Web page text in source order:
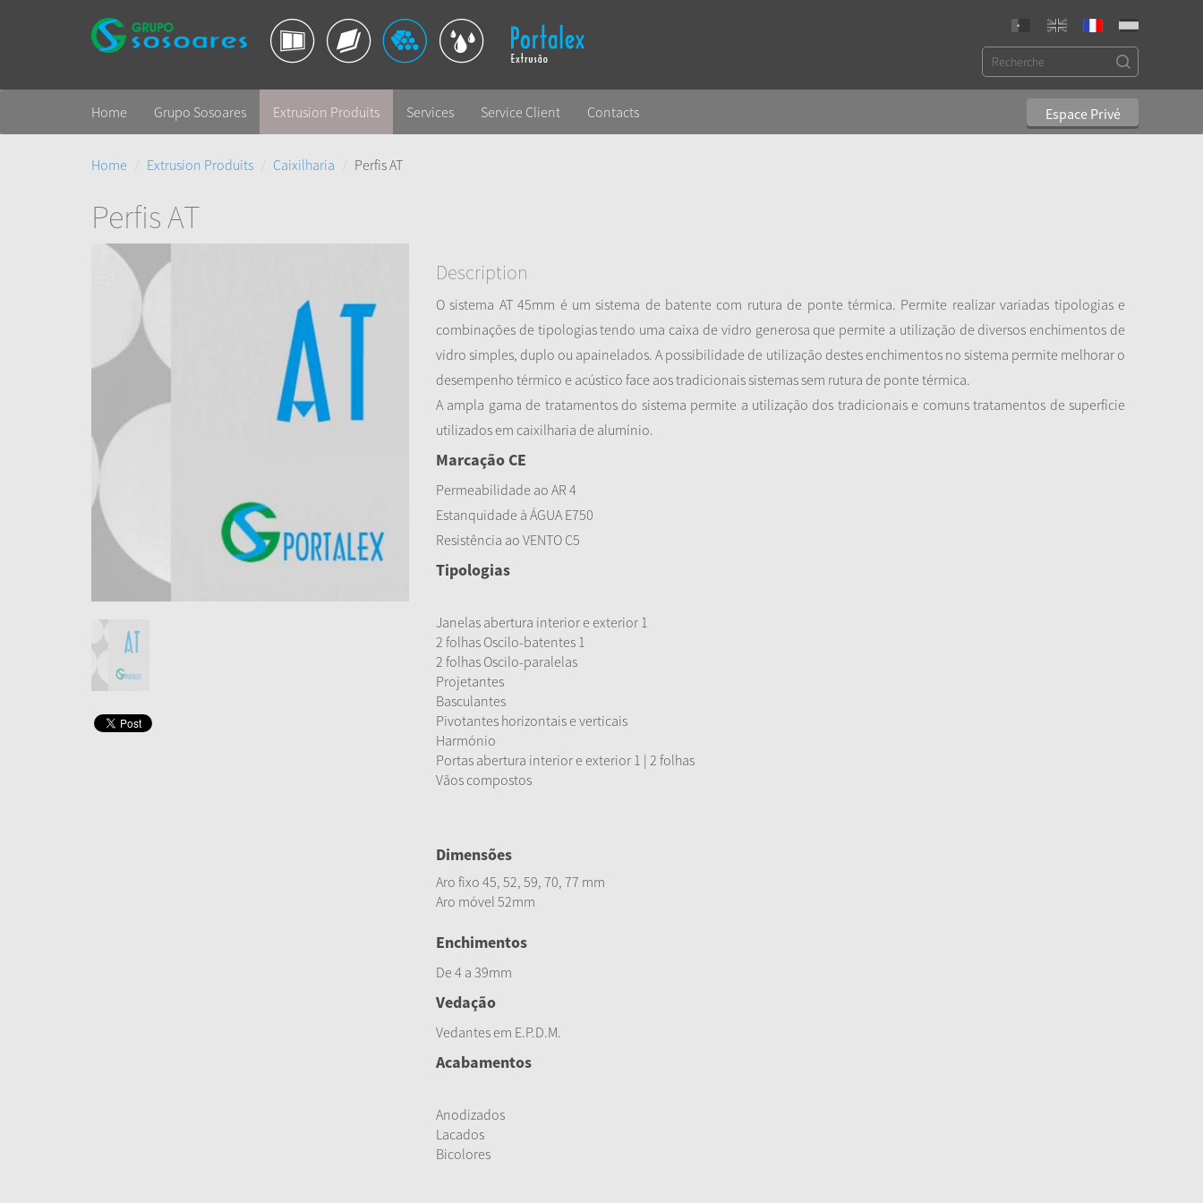
Espace Privé
Home Grupo Sosoares Extrusion Produits Services Service Client Contacts
Home Extrusion Produits Caixilharia Perfis AT
Perfis AT
Description
O sistema AT 45mm é um sistema de batente com rutura de ponte térmica. Permite realizar variadas tipologias e
combinações de tipologias tendo uma caixa de vidro generosa que permite a utilização de diversos enchimentos de
vidro simples, duplo ou apainelados. A possibilidade de utilização destes enchimentos no sistema permite melhorar o
desempenho térmico e acústico face aos tradicionais sistemas sem rutura de ponte térmica.
A ampla gama de tratamentos do sistema permite a utilização dos tradicionais e comuns tratamentos de superfície
utilizados em caixilharia de alumínio.
Marcação CE
Permeabilidade ao AR 4
Estanquidade à ÁGUA E750
Resistência ao VENTO C5
Tipologias
Janelas abertura interior e exterior 1
2 folhas Oscilo-batentes 1
2 folhas Oscilo-paralelas
Projetantes
Basculantes
Pivotantes horizontais e verticais
Harmónio
Portas abertura interior e exterior 1 | 2 folhas
Vãos compostos
Dimensões
Aro fixo 45, 52, 59, 70, 77 mm
Aro móvel 52mm
Enchimentos
De 4 a 39mm
Vedação
Vedantes em E.P.D.M.
Acabamentos
Anodizados
Lacados
Bicolores